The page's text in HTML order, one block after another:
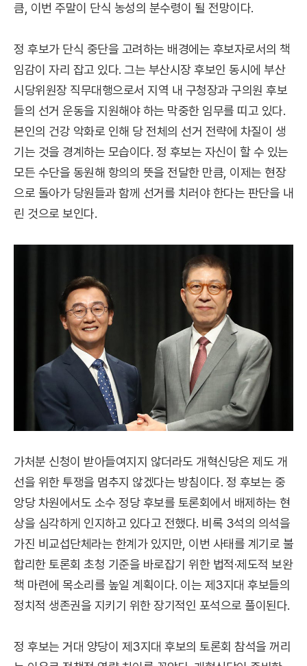
큼, 이번 주말이 단식 농성의 분수령이 될 전망이다.
정 후보가 단식 중단을 고려하는 배경에는 후보자로서의 책
임감이 자리 잡고 있다. 그는 부산시장 후보인 동시에 부산
시당위원장 직무대행으로서 지역 내 구청장과 구의원 후보
들의 선거 운동을 지원해야 하는 막중한 임무를 띠고 있다.
본인의 건강 악화로 인해 당 전체의 선거 전략에 차질이 생
기는 것을 경계하는 모습이다. 정 후보는 자신이 할 수 있는
모든 수단을 동원해 항의의 뜻을 전달한 만큼, 이제는 현장
으로 돌아가 당원들과 함께 선거를 치러야 한다는 판단을 내
린 것으로 보인다.
가처분 신청이 받아들여지지 않더라도 개혁신당은 제도 개
선을 위한 투쟁을 멈추지 않겠다는 방침이다. 정 후보는 중
앙당 차원에서도 소수 정당 후보를 토론회에서 배제하는 현
상을 심각하게 인지하고 있다고 전했다. 비록 3석의 의석을
가진 비교섭단체라는 한계가 있지만, 이번 사태를 계기로 불
합리한 토론회 초청 기준을 바로잡기 위한 법적·제도적 보완
책 마련에 목소리를 높일 계획이다. 이는 제3지대 후보들의
정치적 생존권을 지키기 위한 장기적인 포석으로 풀이된다.
정 후보는 거대 양당이 제3지대 후보의 토론회 참석을 꺼리